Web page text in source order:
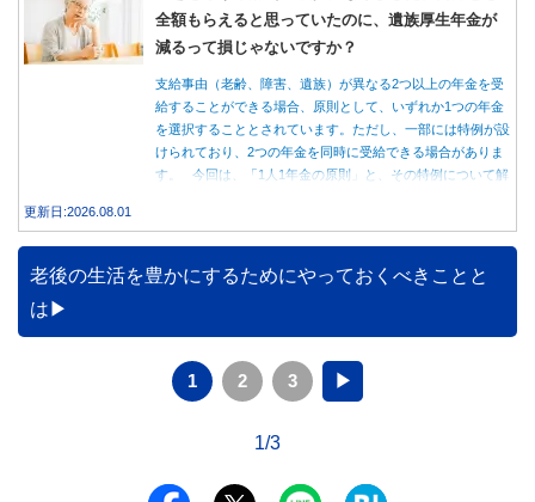
全額もらえると思っていたのに、遺族厚生年金が
減るって損じゃないですか？
支給事由（老齢、障害、遺族）が異なる2つ以上の年金を受
給することができる場合、原則として、いずれか1つの年金
を選択することとされています。ただし、一部には特例が設
けられており、2つの年金を同時に受給できる場合がありま
す。 今回は、「1人1年金の原則」と、その特例について解
更新日:2026.08.01
老後の生活を豊かにするためにやっておくべきことと
は
1 2 3 ▶
1/3